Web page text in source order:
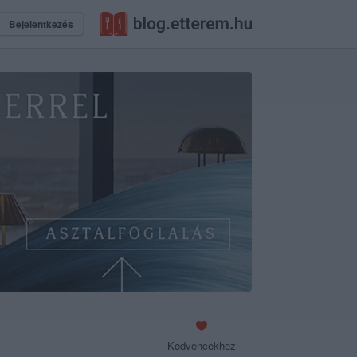
Bejelentkezés
Kedvencekhez